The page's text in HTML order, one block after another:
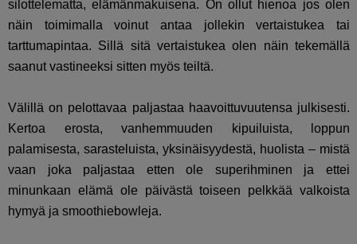
silottelematta, elämänmakuisena. On ollut hienoa jos olen
näin toimimalla voinut antaa jollekin vertaistukea tai
tarttumapintaa. Sillä sitä vertaistukea olen näin tekemällä
saanut vastineeksi sitten myös teiltä.
Välillä on pelottavaa paljastaa haavoittuvuutensa julkisesti.
Kertoa erosta, vanhemmuuden kipuiluista, loppun
palamisesta, sarasteluista, yksinäisyydestä, huolista – mistä
vaan joka paljastaa etten ole superihminen ja ettei
minunkaan elämä ole päivästä toiseen pelkkää valkoista
hymyä ja smoothiebowleja.